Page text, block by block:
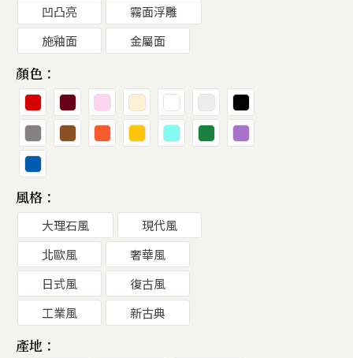
凹凸亮
霧面浮雕
施釉面
金屬面
顏色：
風格：
大理石風
現代風
北歐風
奢華風
日式風
復古風
工業風
新古典
產地：